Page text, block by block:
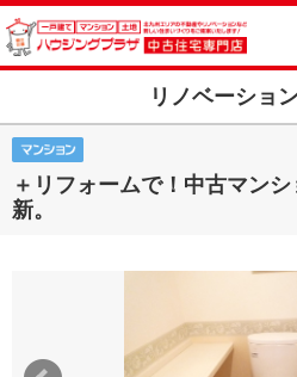
リノベーショ
＋リフォームで！中古マン
新。